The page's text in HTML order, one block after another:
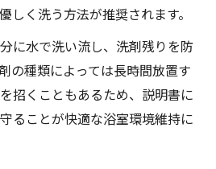
しく洗う方法が推奨されます。
に水で洗い流し、洗剤残りを防
の種類によっては長時間放置す
招くこともあるため、説明書に
ることが快適な浴室環境維持に